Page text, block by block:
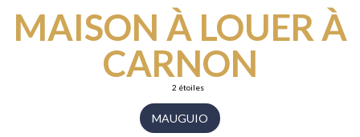
MAISON À LOUER À
CARNON
2 étoiles
MAUGUIO